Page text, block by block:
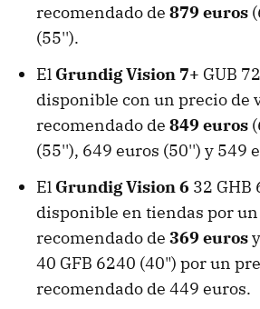
recomendado de 879 euros
(55'').
El Grundig Vision 7+ GUB
disponible con un precio de
recomendado de 849 euros
(55''), 649 euros (50'') y 549
El Grundig Vision 6 32 GHB
disponible en tiendas por
recomendado de 369 euros
40 GFB 6240 (40") por un
recomendado de 449 euros.